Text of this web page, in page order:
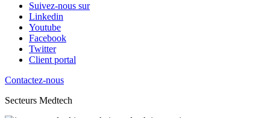
Suivez-nous sur
Linkedin
Youtube
Facebook
Twitter
Client portal
Contactez-nous
Secteurs Medtech